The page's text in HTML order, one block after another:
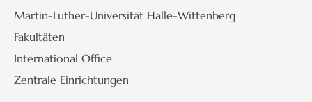
Martin-Luther-Universität Halle-Wittenberg
Fakultäten
International Office
Zentrale Einrichtungen